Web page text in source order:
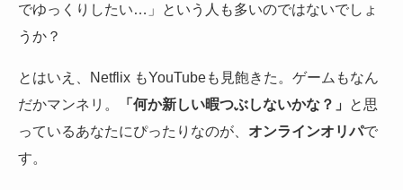
でゆっくりしたい…」という人も多いのではないでしょ
うか？
とはいえ、Netflix もYouTubeも見飽きた。ゲームもなん
だかマンネリ。
「何か新しい暇つぶしないかな？」
と思
っているあなたにぴったりなのが、 オンラインオリパで
す。